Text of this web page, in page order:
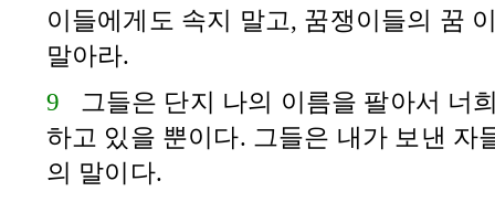
이들에게도 속지 말고, 꿈쟁이들의 꿈
말아라.
9 그들은 단지 나의 이름을 팔아서 너
하고 있을 뿐이다. 그들은 내가 보낸 자
의 말이다.